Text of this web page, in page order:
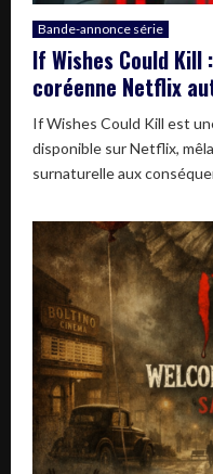
Bande-annonce série
If Wishes Could
coréenne Netflix
If Wishes Could Kill est
disponible sur Netflix,
surnaturelle aux